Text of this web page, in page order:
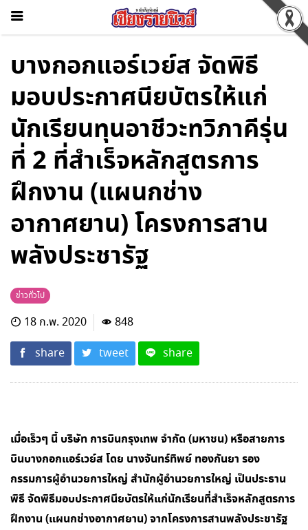
บางกอกแอร์เวย์ส จัดพิธี
มอบประกาศนียบัตรให้แก่
นักเรียนทุนอาชีวะทวิภาคีรุ่น
ที่ 2 ที่สำเร็จหลักสูตรการ
ฝึกงาน (แผนกช่าง
อากาศยาน) โครงการสาน
พลังประชารัฐ
ข่าวทั่วไป
18 ก.พ. 2020
848
share
tweet share
เมื่อเร็วๆ นี้ บริษัท การบินกรุงเทพ จำกัด (มหาชน) หรือสายการ
บินบางกอกแอร์เวย์ส โดย นางจันทร์ทิพย์ ทองกันยา รอง
กรรมการผู้อำนวยการใหญ่ สำนักผู้อำนวยการใหญ่ เป็นประธาน
พิธี จัดพิธีมอบประกาศนียบัตรให้แก่นักเรียนที่สำเร็จหลักสูตรการ
ฝึกงาน (แผนกช่างอากาศยาน) จากโครงการสานพลังประชารัฐ